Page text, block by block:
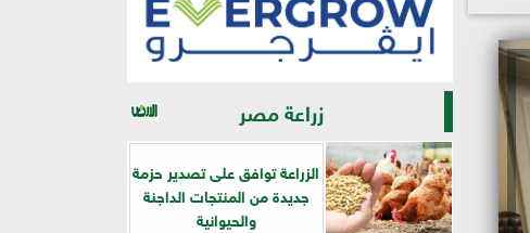
زراعة مصر
الزراعة توافق على تصدير حزمة
جديدة من المنتجات الداجنة
والحيوانية